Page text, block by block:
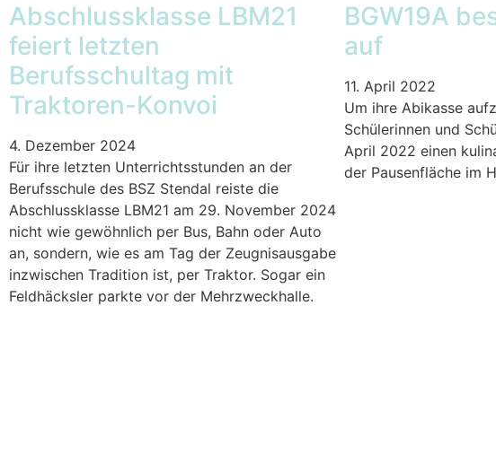
Abschlussklasse LBM21
feiert letzten
Berufsschultag mit
Traktoren-Konvoi
4. Dezember 2024
Für ihre letzten Unterrichtsstunden an der
Berufsschule des BSZ Stendal reiste die
Abschlussklasse LBM21 am 29. November 2024
nicht wie gewöhnlich per Bus, Bahn oder Auto
an, sondern, wie es am Tag der Zeugnisausgabe
inzwischen Tradition ist, per Traktor. Sogar ein
Feldhäcksler parkte vor der Mehrzweckhalle.
BGW19A
auf
11. April 2022
Um ihre Abikasse
Schülerinnen und
April 2022 einen
der Pausenfläche im